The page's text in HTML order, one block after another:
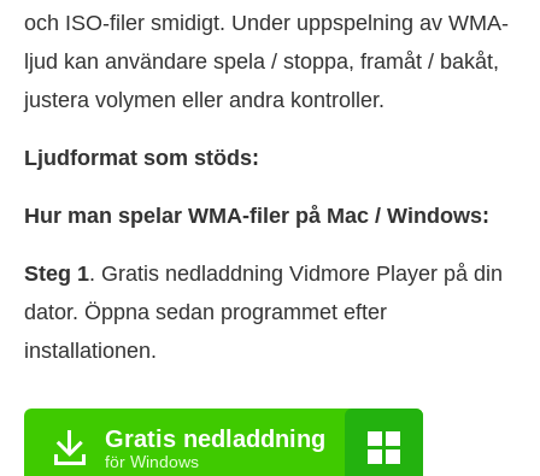
och ISO-filer smidigt. Under uppspelning av WMA-
ljud kan användare spela / stoppa, framåt / bakåt,
justera volymen eller andra kontroller.
Ljudformat som stöds:
Hur man spelar WMA-filer på Mac / Windows:
Steg 1. Gratis nedladdning Vidmore Player på din
dator. Öppna sedan programmet efter
installationen.
Gratis nedladdning
för Windows